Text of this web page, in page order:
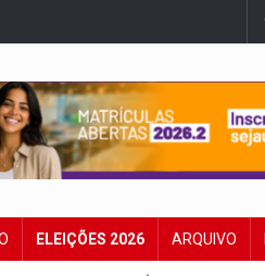
ELEIÇÕES 2026 ARQUIVO